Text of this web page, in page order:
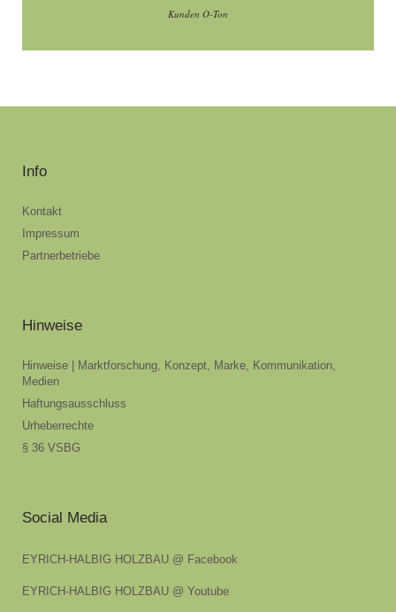
Kunden O-Ton
Info
Kontakt
Impressum
Partnerbetriebe
Hinweise
Hinweise | Marktforschung, Konzept, Marke, Kommunikation,
Medien
Haftungsausschluss
Urheberrechte
§ 36 VSBG
Social Media
EYRICH-HALBIG HOLZBAU @ Facebook
EYRICH-HALBIG HOLZBAU @ Youtube